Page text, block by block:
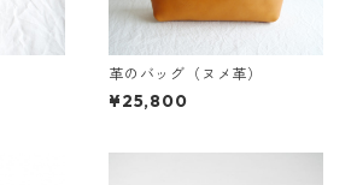
革のバッグ（ヌメ革）
¥25,800